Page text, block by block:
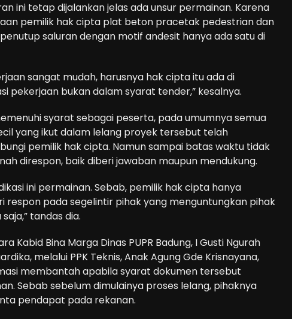
ini tetap dijalankan jelas ada unsur permainan. Karena
pemilik hak cipta plat beton pracetak pedestrian dan
saluran dengan motif andesit hanya ada satu di
sangat mudah, harusnya hak cipta itu ada di
pekerjaan bukan dalam syarat tender,” kesalnya.
syarat sebagai peserta, pada umumnya semua
yang ikut dalam lelang proyek tersebut telah
pemilik hak cipta. Namun sampai batas waktu tidak
direspon, baik diberi jawaban maupun mendukung.
ini permainan. Sebab, pemilik hak cipta hanya
respon pada segelintir pihak yang menguntungkan pihak
tandas dia.
Kabid Bina Marga Dinas PUPR Badung, I Gusti Ngurah
melalui PPK Teknis, Anak Agung Gde Krisnayana,
membantah apabila syarat dokumen tersebut
Sebab sebelum dimulainya proses lelang, pihaknya
pendapat pada rekanan.